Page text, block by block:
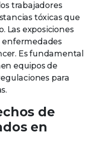
trabajadores
tóxicas que
Las exposiciones
Es fundamental
equipos de
para
de
en